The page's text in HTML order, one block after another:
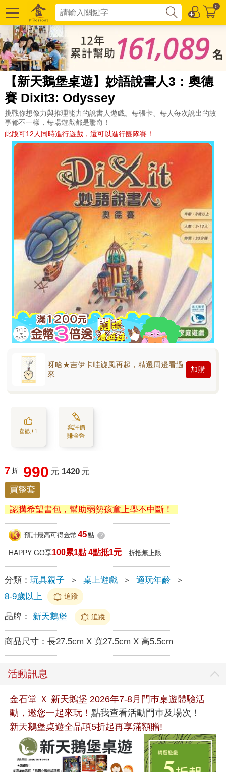
0
【新天鵝堡桌遊】妙語說書人3：奧德
賽 Dixit3: Odyssey
挑戰你想像力與推理能力的說書人遊戲。每張卡、每人每次說出的故
事都不一樣，每場遊戲都是驚奇！
此版可12人同時進行遊戲，還可以進行團隊賽！
呀哈★吉伊卡哇旋風再起，精選周邊看過
來
加購
喜歡+1
寫評價
賺金幣
7 折 990 元 1420 元
買整套
認購希望書包，幫助弱勢孩童上學不中斷！
預計最高可得金幣 45點 ?
HAPPY GO享100累1點 4點抵1元 折抵無上限
分類： 玩具親子 ＞ 桌上遊戲 ＞ 適玩年齡
＞
8-9歲以上
追蹤
品牌： 新天鵝堡 追蹤
商品尺寸： 長27.5cm X 寬27.5cm X 高5.5cm
活動訊息
金石堂 Ｘ 新天鵝堡 2026年7-8月門巿桌遊體驗活
動，邀您一起來玩！ 點我查看活動門巿及場次！
新天鵝堡桌遊全品項5折起再享滿額贈!